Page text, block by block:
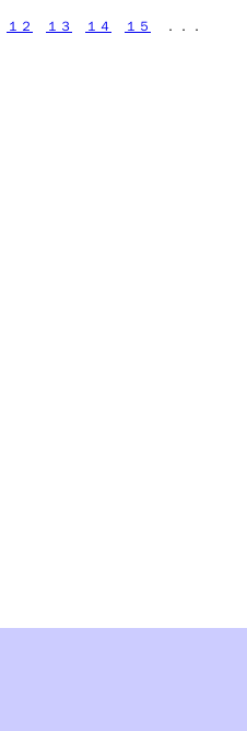
１２ １３ １４ １５
．．．